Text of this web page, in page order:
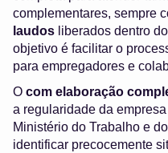
complementares, sempre
laudos liberados dentro
objetivo é facilitar o
para empregadores e
O com elaboração
a regularidade da
Ministério do Trabalho e do
identificar precocemente